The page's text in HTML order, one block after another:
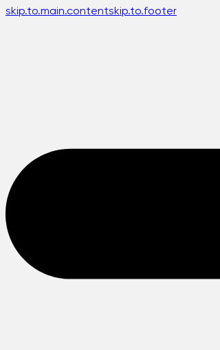
skip.to.main.contentskip.to.footer